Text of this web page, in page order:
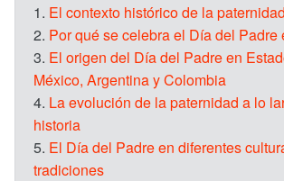
1. El contexto histórico de la paternidad
2. Por qué se celebra el Día del Padre
3. El origen del Día del Padre en
México, Argentina y Colombia
4. La evolución de la paternidad a lo
historia
5. El Día del Padre en diferentes
tradiciones